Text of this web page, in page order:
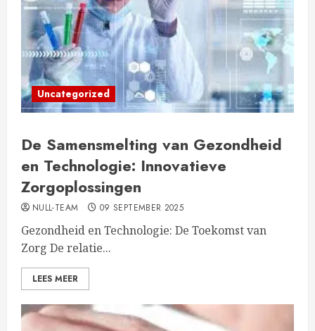
Uncategorized
De Samensmelting van Gezondheid
en Technologie: Innovatieve
Zorgoplossingen
NULL-TEAM 09 SEPTEMBER 2025
Gezondheid en Technologie: De Toekomst van
Zorg De relatie...
LEES MEER